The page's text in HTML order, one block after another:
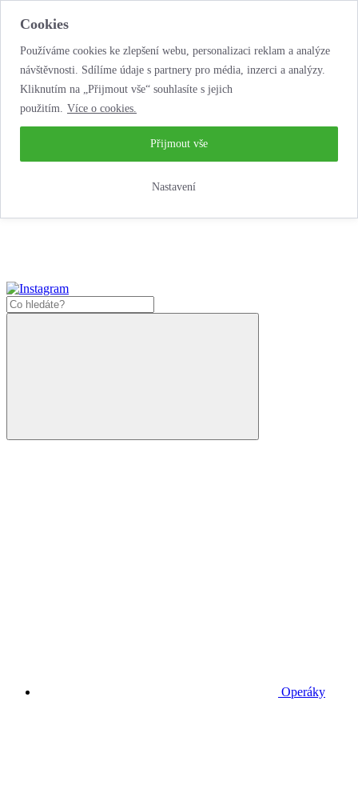
Cookies
Používáme cookies ke zlepšení webu, personalizaci reklam a analýze
návštěvnosti. Sdílíme údaje s partnery pro média, inzerci a analýzy.
Kliknutím na „Přijmout vše“ souhlasíte s jejich
použitím. Více o cookies.
Nastavení
Přijmout vše
…neobyčejná půjčovna motorek!
Operáky